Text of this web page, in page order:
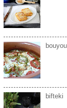
bifteki